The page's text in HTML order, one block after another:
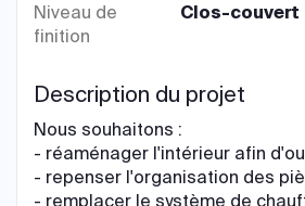
Niveau de
finition
Clos-couvert
Description du projet
Nous souhaitons :
- réaménager l'intérieur afin
- repenser l'organisation des
- remplacer le système de